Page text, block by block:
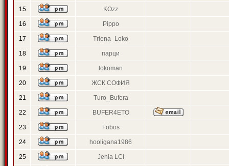
15 KOzz
16 Pippo
17 Triena_Loko
18 парци
19 lokoman
20 ЖСК СОФИЯ
21 Turo_Bufera
22 BUFER4ETO
23 Fobos
24 hooligana1986
25 Jenia LCI